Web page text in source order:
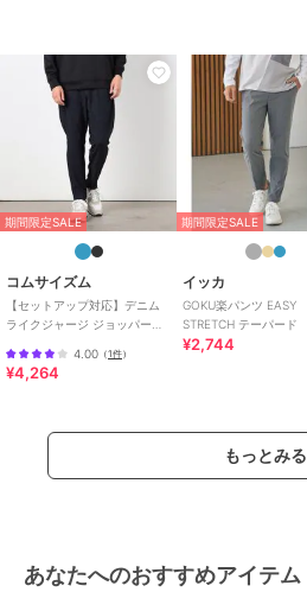
期間限定SALE
コムサイズム
【セットアップ対応】デニム
ライクジャージ ジョッパーズ
4.00 （1件）
¥4,264
期間限定SALE
イッカ
GOKU楽パンツ EASY
STRETCH テーパード
¥2,744
もっとみる
あなたへのおすすめアイテム